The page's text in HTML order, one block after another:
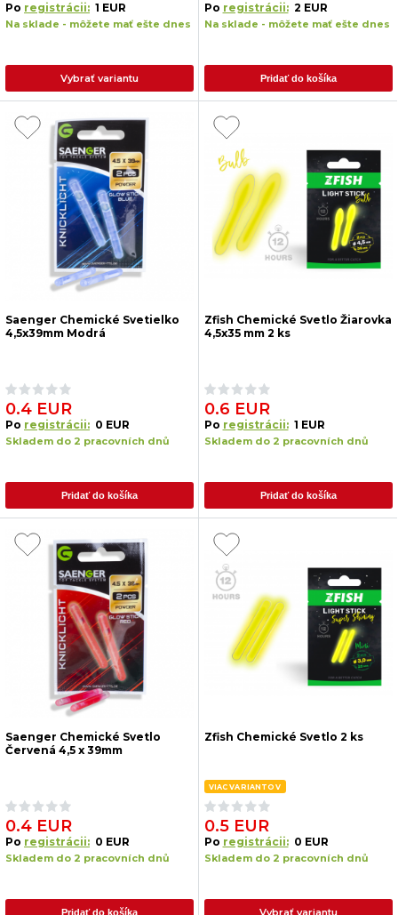
Po registrácii: 1 EUR
Na sklade - môžete mať ešte dnes
Vybrať variantu
Po registrácii: 2 EUR
Na sklade - môžete mať ešte dnes
Pridať do košíka
Saenger Chemické Svetielko
4,5x39mm Modrá
0.4 EUR
Po registrácii: 0 EUR
Skladem do 2 pracovních dnů
Pridať do košíka
Zfish Chemické Svetlo Žiarovka
4,5x35 mm 2 ks
0.6 EUR
Po registrácii: 1 EUR
Skladem do 2 pracovních dnů
Pridať do košíka
Saenger Chemické Svetlo
Červená 4,5 x 39mm
0.4 EUR
Po registrácii: 0 EUR
Skladem do 2 pracovních dnů
Pridať do košíka
Zfish Chemické Svetlo 2 ks
VIAC VARIANTOV
0.5 EUR
Po registrácii: 0 EUR
Skladem do 2 pracovních dnů